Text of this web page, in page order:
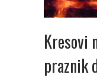
Kresovi
praznik